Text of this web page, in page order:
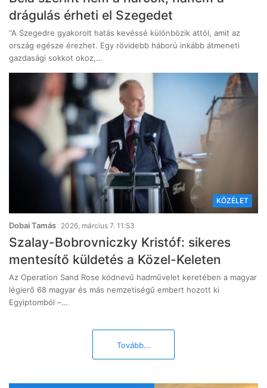
drágulás érheti el Szegedet
“A Szegedre gyakorolt hatás kevéssé különbözik attól, amit az
ország egésze érezhet. Egy rövidebb háború inkább átmeneti
gazdasági sokkot okoz,…
KÖZÉLET
Dobai Tamás 2026, március 7. 11:53
Szalay-Bobrovniczky Kristóf: sikeres
mentesítő küldetés a Közel-Keleten
Az Operation Sand Rose kódnevű hadművelet keretében a magyar
légierő 68 magyar és más nemzetiségű embert hozott ki
Egyiptomból –…
Tovább...